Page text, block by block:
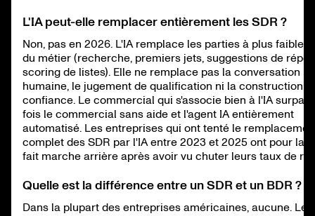
L'IA peut-elle remplacer entièrement les SDR ?
Non, pas en 2026. L'IA remplace les parties à plus faible
du métier (recherche, premiers jets, suggestions de
scoring de listes). Elle ne remplace pas la conversation
humaine, le jugement de qualification ni la construction
confiance. Le commercial qui s'associe bien à l'IA
fois le commercial sans aide et l'agent IA entièrement
automatisé. Les entreprises qui ont tenté le
complet des SDR par l'IA entre 2023 et 2025 ont pour la
fait marche arrière après avoir vu chuter leurs taux de
Quelle est la différence entre un SDR et un BDR ?
Dans la plupart des entreprises américaines, aucune. Les